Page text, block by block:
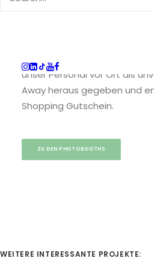
unser Personal vor Ort als
Away heraus gegeben und
Shopping Gutschein.
ZU DEN PHOTOBOOTHS
WEITERE INTERESSANTE PROJEKTE: